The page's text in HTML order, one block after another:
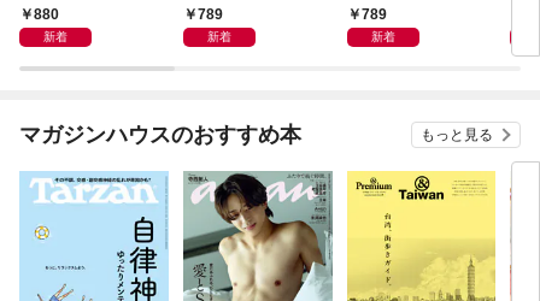
[愛とSEX]
880
新着
増刊 スペシャルエデ
ィション[夏のチャージ
789
新着
増刊 スペシャルエデ
ィション[整う腸活202
789
新着
ィ
タ
マガジンハウスのおすすめ本 もっと見る